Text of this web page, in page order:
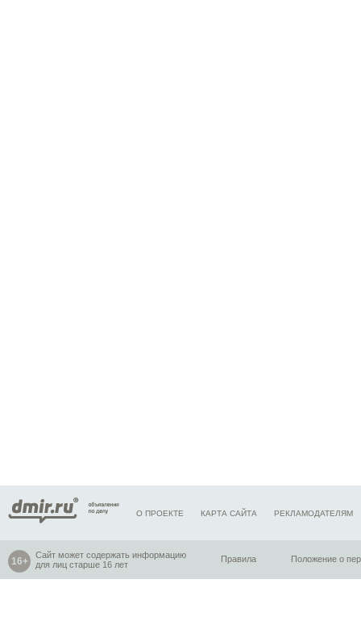
О ПРОЕКТЕ КАРТА САЙТА РЕКЛАМОДАТЕЛЯМ
Сайт может содержать информацию
для лиц старше 16 лет
Правила Положение о